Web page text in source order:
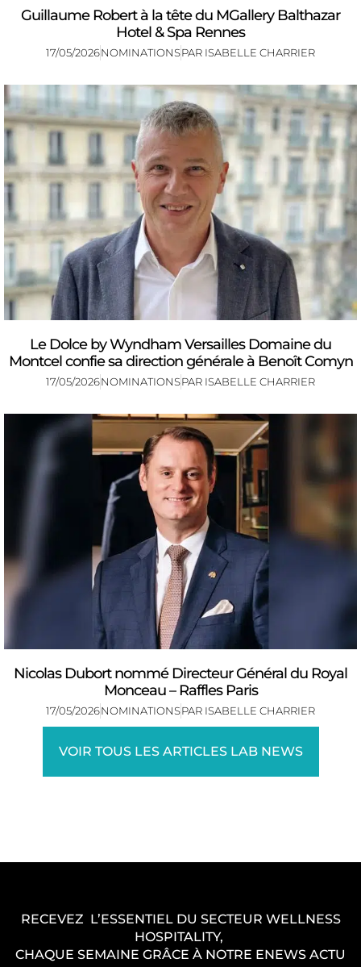
Guillaume Robert à la tête du MGallery Balthazar
Hotel & Spa Rennes
17/05/2026NOMINATIONSPAR ISABELLE CHARRIER
Le Dolce by Wyndham Versailles Domaine du
Montcel confie sa direction générale à Benoît Comyn
17/05/2026NOMINATIONSPAR ISABELLE CHARRIER
Nicolas Dubort nommé Directeur Général du Royal
Monceau – Raffles Paris
17/05/2026NOMINATIONSPAR ISABELLE CHARRIER
VOIR TOUS LES ARTICLES LAB NEWS
RECEVEZ L’ESSENTIEL DU SECTEUR WELLNESS
HOSPITALITY,
CHAQUE SEMAINE GRÂCE À NOTRE ENEWS ACTU